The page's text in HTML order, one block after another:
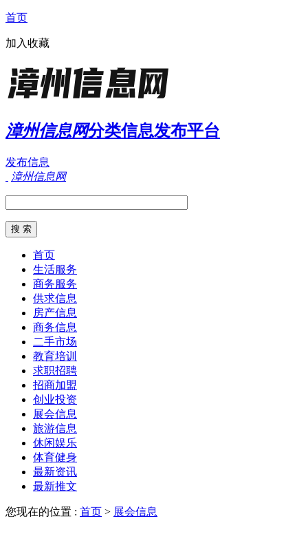
首页
加入收藏
漳州信息网分类信息发布平台
发布信息
漳州信息网
首页
生活服务
商务服务
供求信息
房产信息
商务信息
二手市场
教育培训
求职招聘
招商加盟
创业投资
展会信息
旅游信息
休闲娱乐
体育健身
最新资讯
最新推文
您现在的位置 : 首页 > 展会信息